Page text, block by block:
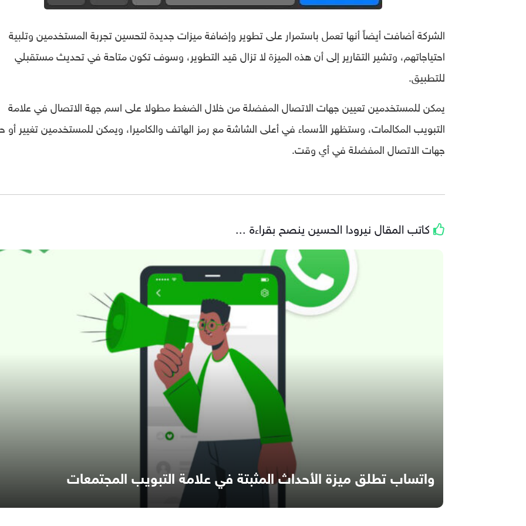
الشركة أضافت أيضاً أنها تعمل باستمرار على تطوير وإضافة ميزات جديدة لتحسين تجربة المستخدمين وتلبية
احتياجاتهم، وتشير التقارير إلى أن هذه الميزة لا تزال قيد التطوير، وسوف تكون متاحة في تحديث مستقبلي
للتطبيق.
يمكن للمستخدمين تعيين جهات الاتصال المفضلة من خلال الضغط مطولا على اسم جهة الاتصال في علامة
التبويب المكالمات، وستظهر الأسماء في أعلى الشاشة مع رمز الهاتف والكاميرا، ويمكن للمستخدمين تغيير
جهات الاتصال المفضلة في أي وقت.
كاتب المقال نيرودا الحسينينصح بقراءة ...
واتساب تطلق ميزة الأحداث المثبتة في علامة التبويب المجتمعات